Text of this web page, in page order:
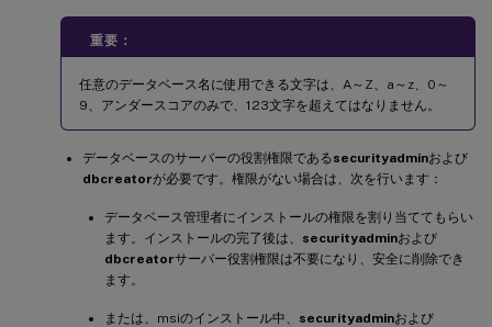
重要：
任意のデータベース名に使用できる文字は、A～Z、a～z、0～
9、アンダースコアのみで、123文字を超えてはなりません。
データベースのサーバーの役割権限であるsecurityadminおよび
dbcreatorが必要です。権限がない場合は、次を行います：
データベース管理者にインストールの権限を割り当ててもらい
ます。インストールの完了後は、 securityadminおよび
dbcreatorサーバー役割権限は不要になり、安全に削除でき
ます。
または、msiのインストール中、 securityadminおよび